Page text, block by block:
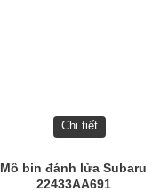
Chi tiết
Mô bin đánh lửa Subaru
22433AA691